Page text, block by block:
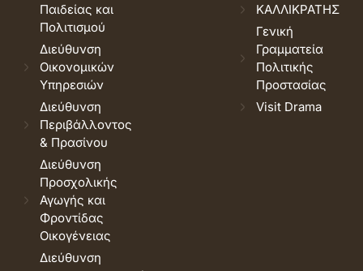
Παιδείας και
Πολιτισμού
Διεύθυνση
Οικονομικών
Υπηρεσιών
Διεύθυνση
Περιβάλλοντος
& Πρασίνου
Διεύθυνση
Προσχολικής
Αγωγής και
Φροντίδας
Οικογένειας
Διεύθυνση
ΚΑΛΛΙΚΡΑΤΗΣ
Γενική
Γραμματεία
Πολιτικής
Προστασίας
Visit Drama